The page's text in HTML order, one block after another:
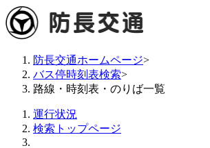
防長交通ホームページ>
バス停時刻表検索>
路線・時刻表・のりば一覧
運行状況
検索トップページ